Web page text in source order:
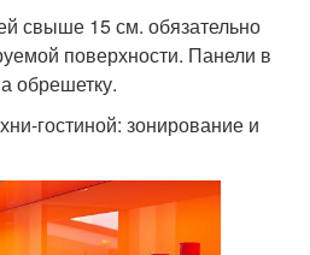
свыше 15 см. обязательно
поверхности. Панели в
обрешетку.
гостиной: зонирование и